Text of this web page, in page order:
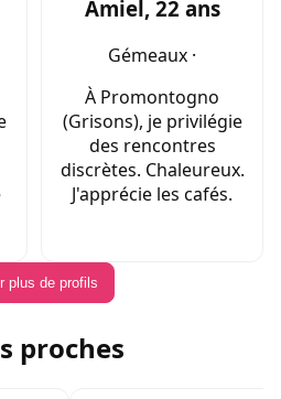
Amiel, 22 ans
Gémeaux ·
À Promontogno
(Grisons), je privilégie
des rencontres
discrètes. Chaleureux.
J'apprécie les cafés.
plus de profils
proches